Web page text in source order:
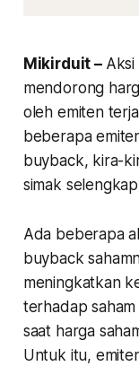
Mikirduit – Aksi
mendorong
oleh emiten
beberapa
buyback, kira-
simak
Ada beberapa
buyback
meningkatkan
terhadap saham
saat harga
Untuk itu,